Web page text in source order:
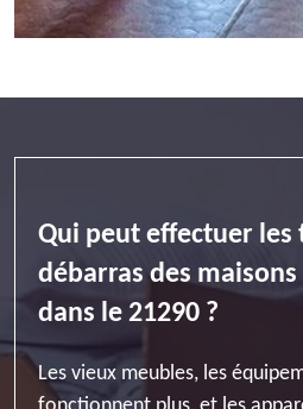
Qui peut effectuer les
débarras des
dans le 21290 ?
Les vieux meubles, les